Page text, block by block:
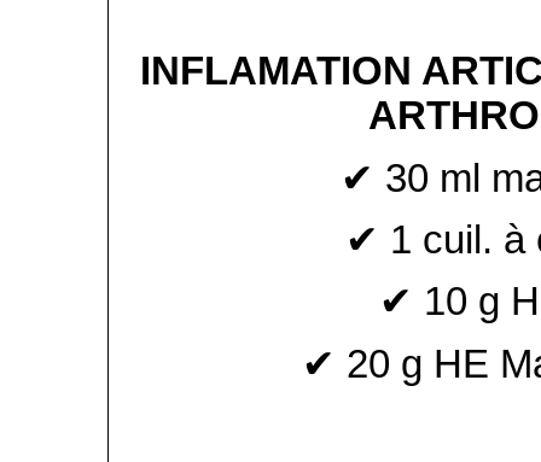
INFLAMATION
✔ 30 ml
✔ 1 cuil. à
✔ 10 g
✔ 20 g HE